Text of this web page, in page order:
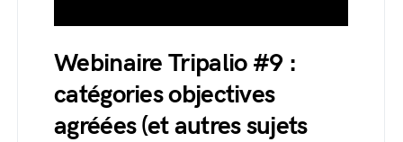
Webinaire Tripalio #9 :
catégories objectives
agréées (et autres sujets